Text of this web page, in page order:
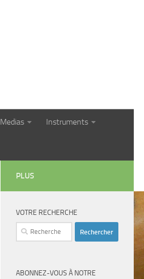
Medias Instruments
PLUS
VOTRE RECHERCHE
Rechercher :
ABONNEZ-VOUS À NOTRE